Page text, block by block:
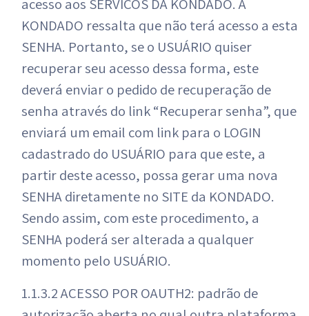
acesso aos SERVIÇOS DA KONDADO. A
KONDADO ressalta que não terá acesso a esta
SENHA. Portanto, se o USUÁRIO quiser
recuperar seu acesso dessa forma, este
deverá enviar o pedido de recuperação de
senha através do link “Recuperar senha”, que
enviará um email com link para o LOGIN
cadastrado do USUÁRIO para que este, a
partir deste acesso, possa gerar uma nova
SENHA diretamente no SITE da KONDADO.
Sendo assim, com este procedimento, a
SENHA poderá ser alterada a qualquer
momento pelo USUÁRIO.
1.1.3.2 ACESSO POR OAUTH2: padrão de